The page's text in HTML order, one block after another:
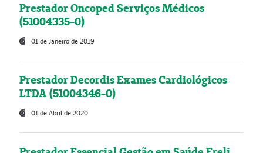
Prestador Oncoped Serviços Médicos
(51004335-0)
01 de Janeiro de 2019
Prestador Decordis Exames Cardiológicos
LTDA (51004346-0)
01 de Abril de 2020